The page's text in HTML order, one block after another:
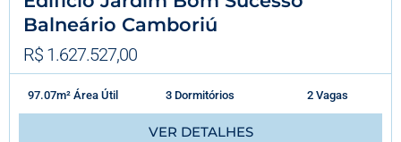
Balneário Camboriú
R$ 1.627.527,00
97.07m² Área Útil 3 Dormitórios 2 Vagas
VER DETALHES